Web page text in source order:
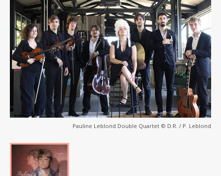
Pauline Leblond Double Quartet © D.R. / P. Leblond